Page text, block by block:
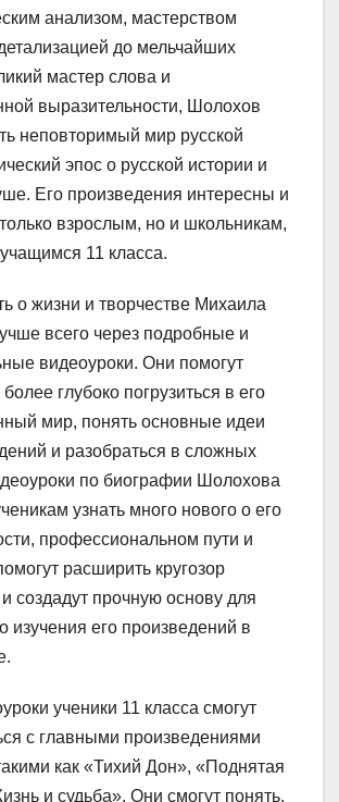
анализом, мастерством
до мельчайших
мастер слова и
выразительности, Шолохов
неповторимый мир русской
эпос о русской истории и
Его произведения интересны и
взрослым, но и школьникам,
11 класса.
о жизни и творчестве Михаила
всего через подробные и
видеоуроки. Они помогут
глубоко погрузиться в его
мир, понять основные идеи
и разобраться в сложных
по биографии Шолохова
узнать много нового о его
профессиональном пути и
расширить кругозор
создадут прочную основу для
изучения его произведений в
ученики 11 класса смогут
с главными произведениями
как «Тихий Дон», «Поднятая
и судьба». Они смогут понять,